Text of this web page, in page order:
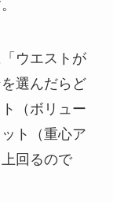
ウエストが
選んだらど
（ボリュー
ト（重心ア
回るので